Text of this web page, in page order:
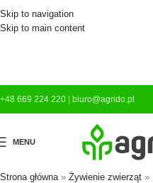
Skip to navigation
Skip to main content
+48 669 224 220 biuro@agrido.pl
MENU
Strona główna» Żywienie zwierząt »